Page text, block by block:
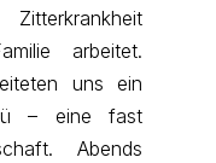
arbeitet.
uns ein
– eine fast
Abends